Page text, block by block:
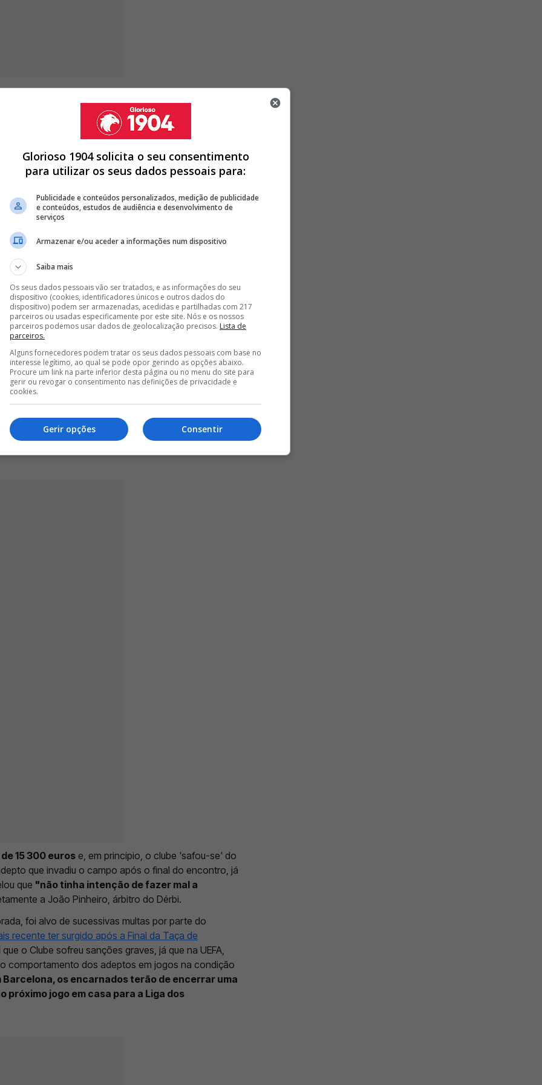
a Arguida, como se justificou anteriormente,
e as respetivas proibições,agiu com
especialmente experiente e qualificado"
ENCARNADOS SÃO OS MAIS PENALIZADOS
CARLOS MONTEIRO PROVOCA EX BENFICA: "AQUI É
DE LOUCOS E SAGRA-SE BICAMPEÃO NACIONAL DE
< >
ainda, que, o Benfica tem vindo a ser condenado,
incorreto dos adeptos, sobretudo pelo uso de
às exigências de prevenção especial ou
quanto à arguida dado o elevado
julgado cometidas nesta mesma época.
idêntica violação de deveres quanto à segurança
o constante de fls. 65 a 69), transitadas em
alguma condenação pelo mesmo ilícito não
se verifica a circunstância agravante de
15 300 euros e, em principio, o clube 'safou-se' do
que invadiu o campo após o final do encontro, já
que "não tinha intenção de fazer mal a
a João Pinheiro, árbitro do Dérbi.
foi alvo de sucessivas multas por parte do
recente ter surgido após a Final da Taça de
o Clube sofreu sanções graves, já que na UEFA,
comportamento dos adeptos em jogos na condição
Barcelona, os encarnados terão de encerrar uma
próximo jogo em casa para a Liga dos
Glorioso 1904 solicita o seu consentimento
para utilizar os seus dados pessoais para:
Publicidade e conteúdos personalizados, medição de publicidade
e conteúdos, estudos de audiência e desenvolvimento de
serviços
Armazenar e/ou aceder a informações num dispositivo
Saiba mais
Os seus dados pessoais vão ser tratados, e as informações do seu
dispositivo (cookies, identificadores únicos e outros dados do
dispositivo) podem ser armazenadas, acedidas e partilhadas com 217
parceiros ou usadas especificamente por este site. Nós e os nossos
parceiros podemos usar dados de geolocalização precisos. Lista de
parceiros.
Alguns fornecedores podem tratar os seus dados pessoais com base no
interesse legítimo, ao qual se pode opor gerindo as opções abaixo.
Procure um link na parte inferior desta página ou no menu do site para
gerir ou revogar o consentimento nas definições de privacidade e
cookies.
Consentir
Gerir opções